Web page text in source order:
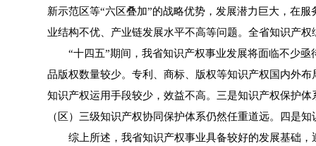
新示范区等“六区叠加”的战略优势，发展潜力巨大，在
业结构不优、产业链发展水平不高等问题。全省知识产
“十四五”期间，我省知识产权事业发展将面临不少亟
品版权数量较少。专利、商标、版权等知识产权国内外
知识产权运用手段较少，效益不高。三是知识产权保护
（区）三级知识产权协同保护体系仍然任重道远。四是
综上所述，我省知识产权事业具备较好的发展基础，